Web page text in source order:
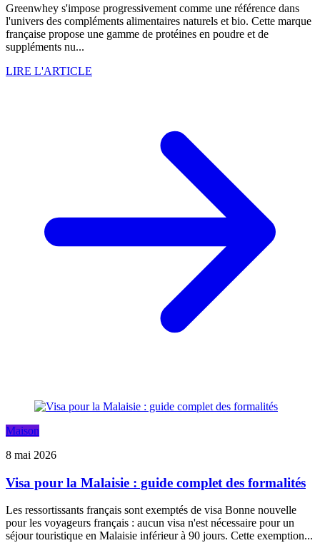
Greenwhey s'impose progressivement comme une référence dans
l'univers des compléments alimentaires naturels et bio. Cette marque
française propose une gamme de protéines en poudre et de
suppléments nu...
LIRE L'ARTICLE
Maison
8 mai 2026
Visa pour la Malaisie : guide complet des formalités
Les ressortissants français sont exemptés de visa Bonne nouvelle
pour les voyageurs français : aucun visa n'est nécessaire pour un
séjour touristique en Malaisie inférieur à 90 jours. Cette exemption...